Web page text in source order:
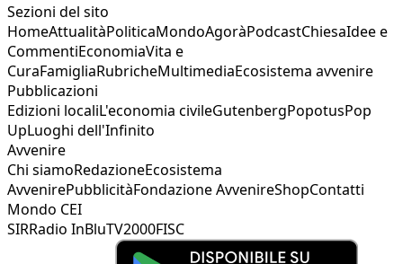
Sezioni del sito
HomeAttualitàPoliticaMondoAgoràPodcastChiesaIdee e
CommentiEconomiaVita e
CuraFamigliaRubricheMultimediaEcosistema avvenire
Pubblicazioni
Edizioni localiL'economia civileGutenbergPopotusPop
UpLuoghi dell'Infinito
Avvenire
Chi siamoRedazioneEcosistema
AvvenirePubblicitàFondazione AvvenireShopContatti
Mondo CEI
SIRRadio InBluTV2000FISC